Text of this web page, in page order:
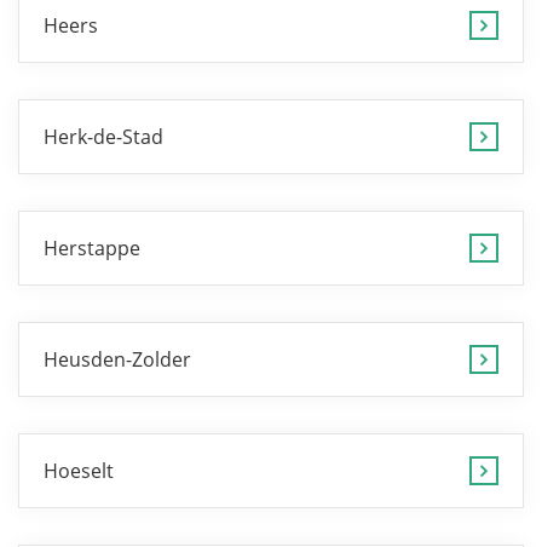
Heers
Herk-de-Stad
Herstappe
Heusden-Zolder
Hoeselt